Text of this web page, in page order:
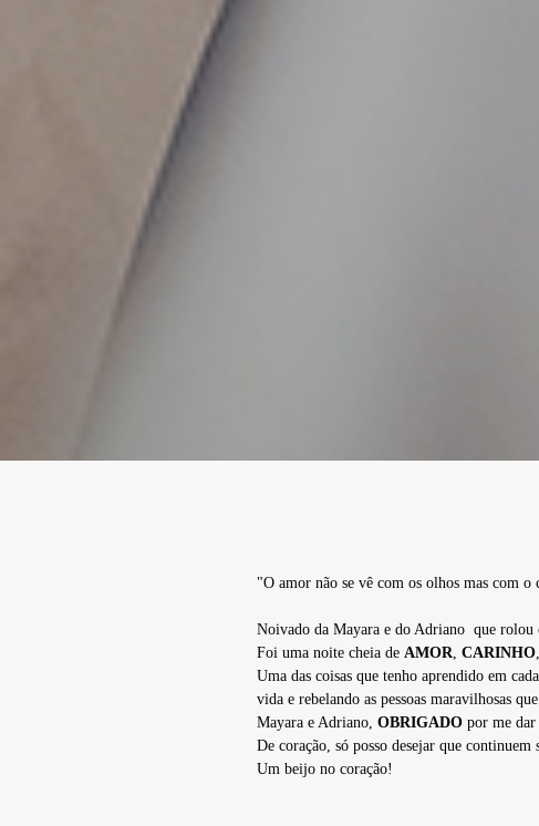
"O amor não se vê com os olhos mas com
Noivado da Mayara e do Adriano que rolou
Foi uma noite cheia de AMOR, CARINHO,
Uma das coisas que tenho aprendido em
vida e rebelando as pessoas maravilhosas
Mayara e Adriano, OBRIGADO por me dar
De coração, só posso desejar que
Um beijo no coração!